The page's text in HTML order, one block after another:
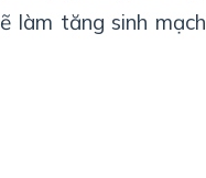
làm tăng sinh mạch